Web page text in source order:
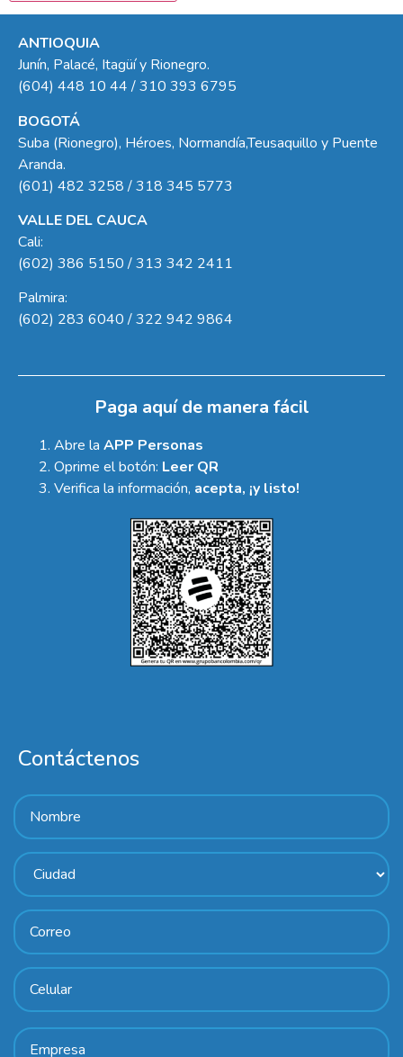
ANTIOQUIA
Junín, Palacé, Itagüí y Rionegro.
(604) 448 10 44 / 310 393 6795
BOGOTÁ
Suba (Rionegro), Héroes, Normandía,Teusaquillo y Puente
Aranda.
(601) 482 3258 / 318 345 5773
VALLE DEL CAUCA
Cali:
(602) 386 5150 / 313 342 2411
Palmira:
(602) 283 6040 / 322 942 9864
Paga aquí de manera fácil
Abre la APP Personas
Oprime el botón: Leer QR
Verifica la información, acepta, ¡y listo!
Contáctenos